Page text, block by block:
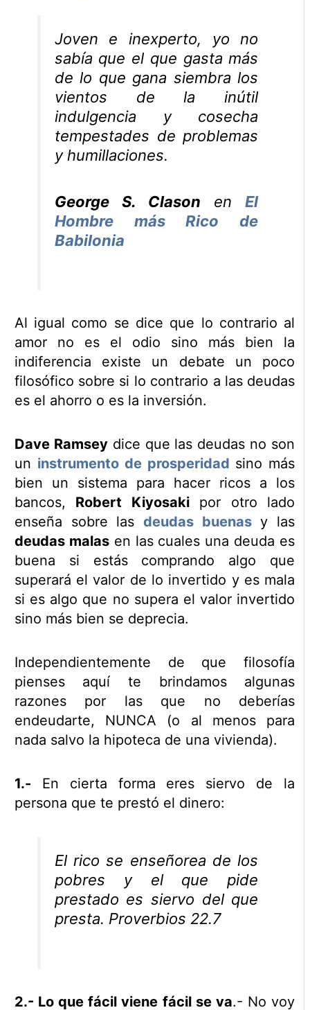
Joven e inexperto, yo no
sabía que el que gasta más
de lo que gana siembra los
vientos de la inútil
indulgencia y cosecha
tempestades de problemas
y humillaciones.
George S. Clason enEl
Hombre más Rico de
Babilonia
Al igual como se dice que lo contrario al
amor no es el odio sino más bien la
indiferencia existe un debate un poco
filosófico sobre si lo contrario a las deudas
es el ahorro o es la inversión.
Dave Ramseydice que las deudas no son
un instrumento de prosperidad sino más
bien un sistema para hacer ricos a los
bancos, Robert Kiyosakipor otro lado
enseña sobre las deudas buenasy las
deudas malasen las cuales una deuda es
buena si estás comprando algo que
superará el valor de lo invertido y es mala
si es algo que no supera el valor invertido
sino más bien se deprecia.
Independientemente de que filosofía
pienses aquí te brindamos algunas
razones por las que no deberías
endeudarte, NUNCA (o al menos para
nada salvo la hipoteca de una vivienda).
1.- En cierta forma eres siervo de la
persona que te prestó el dinero:
El rico se enseñorea de los
pobres y el que pide
prestado es siervo del que
presta. Proverbios 22.7
2.- Lo que fácil viene fácil se va.- No voy